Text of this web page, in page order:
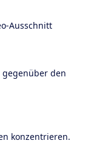
Ausschnitt
gegenüber den
konzentrieren.